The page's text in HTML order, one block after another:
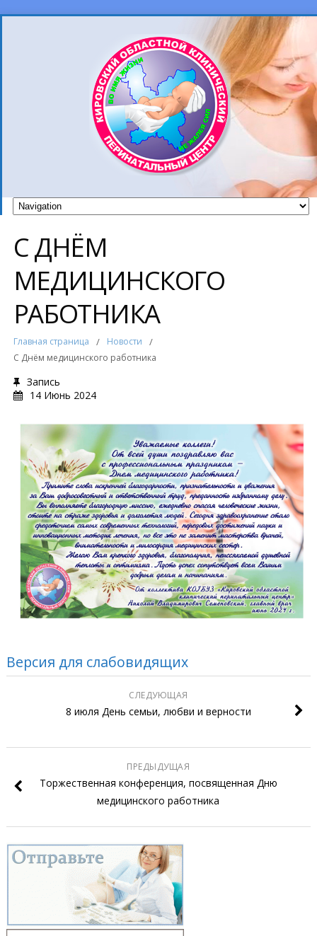
С ДНЁМ
МЕДИЦИНСКОГО
РАБОТНИКА
Главная страница / Новости /
С Днём медицинского работника
Запись
14 Июнь 2024
Версия для слабовидящих
СЛЕДУЮЩАЯ
8 июля День семьи, любви и верности
ПРЕДЫДУЩАЯ
Торжественная конференция, посвященная Дню
медицинского работника